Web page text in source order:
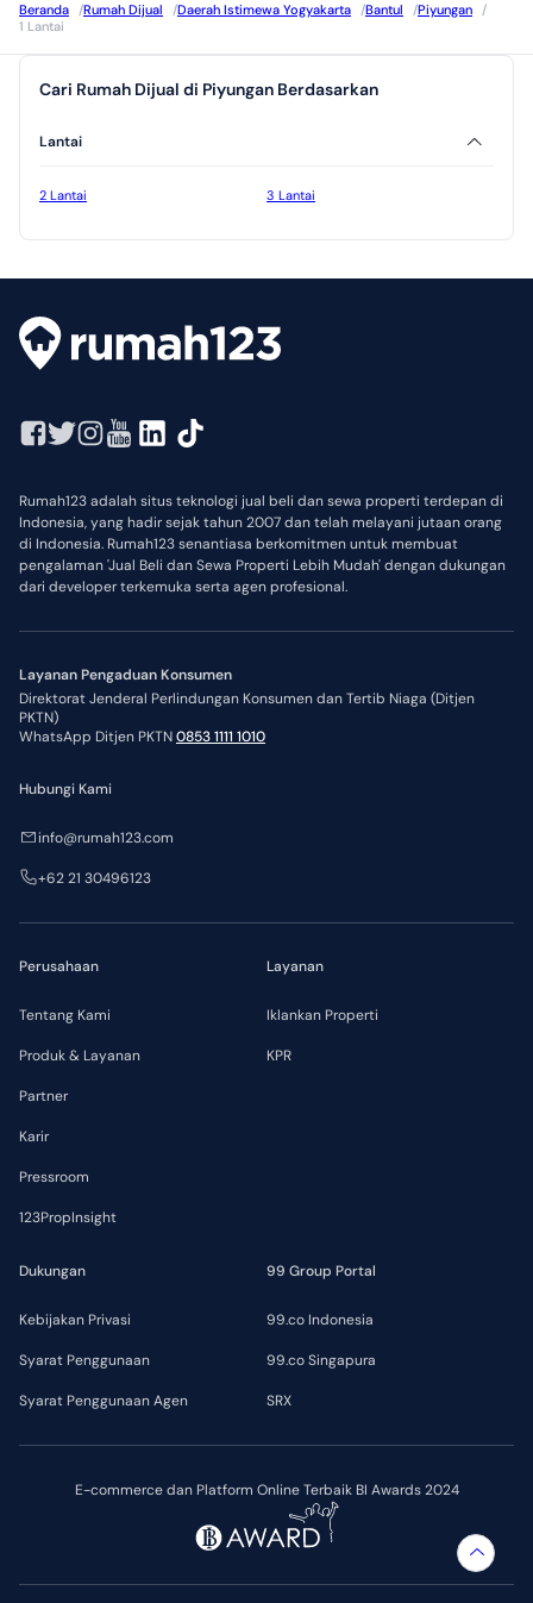
Beranda /Rumah Dijual /Daerah Istimewa Yogyakarta /Bantul /Piyungan
/
1 Lantai
Cari Rumah Dijual di Piyungan Berdasarkan
Lantai
2 Lantai 3 Lantai
Rumah123 adalah situs teknologi jual beli dan sewa properti terdepan di
Indonesia, yang hadir sejak tahun 2007 dan telah melayani jutaan orang
di Indonesia. Rumah123 senantiasa berkomitmen untuk membuat
pengalaman 'Jual Beli dan Sewa Properti Lebih Mudah' dengan dukungan
dari developer terkemuka serta agen profesional.
Layanan Pengaduan Konsumen
Direktorat Jenderal Perlindungan Konsumen dan Tertib Niaga (Ditjen
PKTN)
WhatsApp Ditjen PKTN0853 1111 1010
E-commerce dan Platform Online Terbaik BI Awards 2024
Perusahaan
Tentang Kami
Produk & Layanan
Partner
Karir
Pressroom
123PropInsight
Layanan
Iklankan Properti
KPR
Dukungan
Kebijakan Privasi
Syarat Penggunaan
Syarat Penggunaan Agen
99 Group Portal
99.co Indonesia
99.co Singapura
SRX
Hubungi Kami
info@rumah123.com
+62 21 30496123